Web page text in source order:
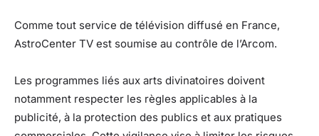
Comme tout service de télévision diffusé en France,
AstroCenter TV est soumise au contrôle de l’Arcom.
Les programmes liés aux arts divinatoires doivent
notamment respecter les règles applicables à la
publicité, à la protection des publics et aux pratiques